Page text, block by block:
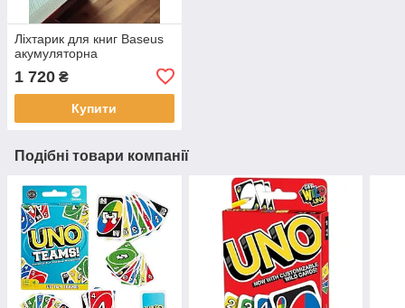
Ліхтарик для книг Baseus
акумуляторна
1 720 ₴
Купити
Подібні товари компанії